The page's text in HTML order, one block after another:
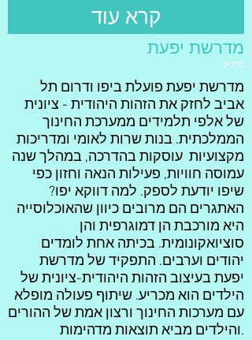
קרא עוד
מדרשת יפעת
מידע
מדרשת יפעת פועלת ביפו ודרום תל
אביב לחזק את הזהות היהודית - ציונית
של אלפי תלמידים ממערכת החינוך
הממלכתית. בנות שרות לאומי ומדריכות
מקצועיות עוסקות בהדרכה, במהלך שנה
עמוסה חוויות, פעילות הנאה וחזון כפי
שיפו יודעת לספק. למה דווקא יפו?
האתגרים הם מרובים כיוון שהאוכלוסייה
היא מורכבת הן דמוגרפית והן
סוציואקונומית. בכיתה אחת לומדים
יהודים וערבים. התפקיד של מדרשת
יפעת בעיצוב הזהות היהודית-ציונית של
הילדים הוא מכריע. שיתוף פעולה מופלא
עם מערכות החינוך ורצון אמת של ההורים
והילדים מביא תוצאות מדהימות.